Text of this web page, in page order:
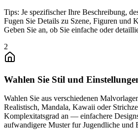
Tips: Je spezifischer Ihre Beschreibung,
Fugen Sie Details zu Szene, Figuren und
Geben Sie an, ob Sie einfache oder
2
Wahlen Sie Stil und
Wahlen Sie aus verschiedenen
Realistisch, Mandala, Kawaii oder
Komplexitatsgrad an — einfachere
aufwandigere Muster fur Jugendliche und